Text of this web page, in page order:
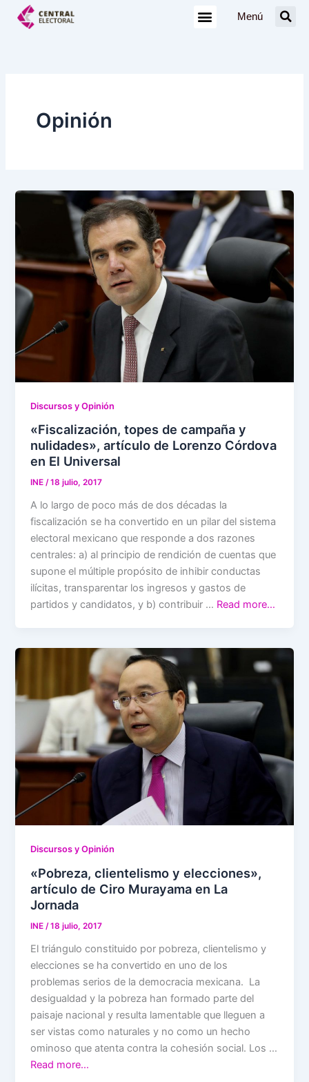
Menú
Opinión
Discursos y Opinión
«Fiscalización, topes de campaña y
nulidades», artículo de Lorenzo Córdova
en El Universal
INE/18 julio, 2017
A lo largo de poco más de dos décadas la
fiscalización se ha convertido en un pilar del sistema
electoral mexicano que responde a dos razones
centrales: a) al principio de rendición de cuentas que
supone el múltiple propósito de inhibir conductas
ilícitas, transparentar los ingresos y gastos de
partidos y candidatos, y b) contribuir … Read more…
Discursos y Opinión
«Pobreza, clientelismo y elecciones»,
artículo de Ciro Murayama en La
Jornada
INE/18 julio, 2017
El triángulo constituido por pobreza, clientelismo y
elecciones se ha convertido en uno de los
problemas serios de la democracia mexicana. La
desigualdad y la pobreza han formado parte del
paisaje nacional y resulta lamentable que lleguen a
ser vistas como naturales y no como un hecho
ominoso que atenta contra la cohesión social. Los …
Read more…